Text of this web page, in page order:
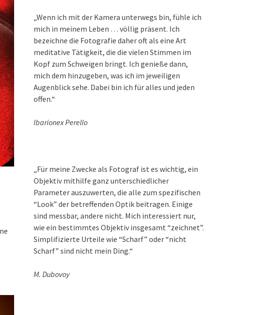
„Wenn ich mit der Kamera unterwegs bin, fühle ich
mich in meinem Leben … völlig präsent. Ich
bezeichne die Fotografie daher oft als eine Art
meditative Tätigkeit, die die vielen Stimmen im
Kopf zum Schweigen bringt. Ich genieße dann,
mich dem hinzugeben, was ich im jeweiligen
Augenblick sehe. Dabei bin ich für alles und jeden
offen.“
Ibarionex Perello
„Für meine Zwecke als Fotograf ist es wichtig, ein
Objektiv mithilfe ganz unterschiedlicher
Parameter auszuwerten, die alle zum spezifischen
“Look” der betreffenden Optik beitragen. Einige
sind messbar, andere nicht. Mich interessiert nur,
wie ein bestimmtes Objektiv insgesamt “zeichnet”.
Simplifizierte Urteile wie “Scharf” oder “nicht
Scharf” sind nicht mein Ding.“
M. Dubovoy